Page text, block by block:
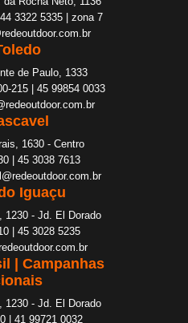
3322 5335 | zona 7
de Paulo, 1333
215 | 45 99854 0033
1630 - Centro
| 45 3038 7613
Iguaçu
1230 - Jd. El Dorado
| 45 3028 5235
| Campanhas
1230 - Jd. El Dorado
| 41 99721 0032